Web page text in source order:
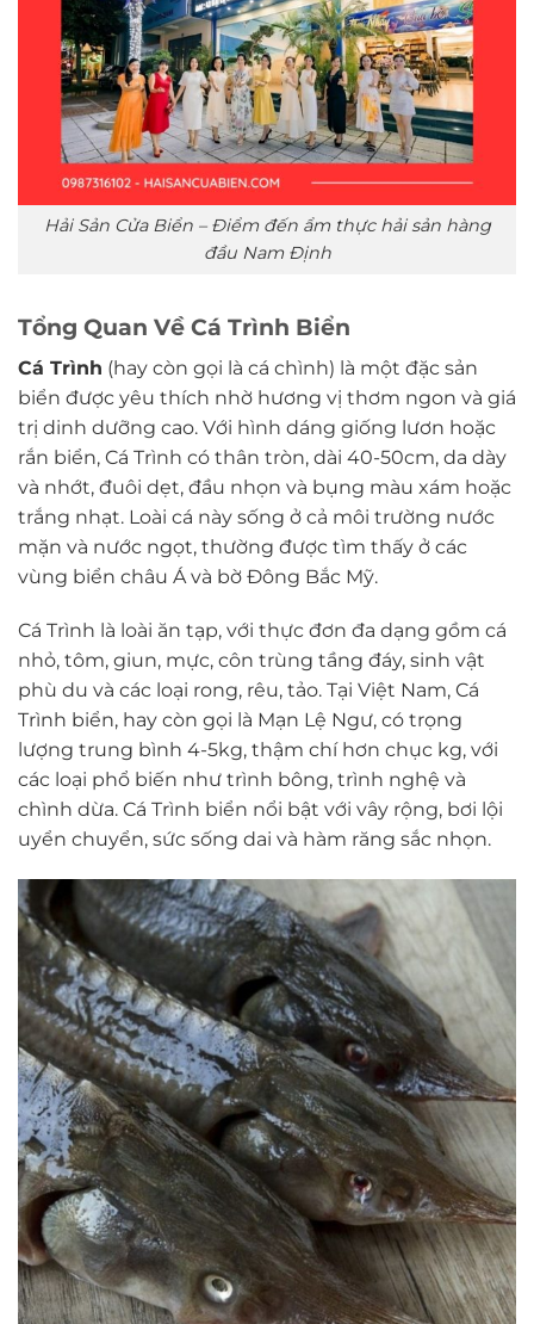
Hải Sản Cửa Biển – Điểm đến ẩm thực hải sản hàng
đầu Nam Định
Tổng Quan Về Cá Trình Biển
Cá Trình (hay còn gọi là cá chình) là một đặc sản
biển được yêu thích nhờ hương vị thơm ngon và giá
trị dinh dưỡng cao. Với hình dáng giống lươn hoặc
rắn biển, Cá Trình có thân tròn, dài 40-50cm, da dày
và nhớt, đuôi dẹt, đầu nhọn và bụng màu xám hoặc
trắng nhạt. Loài cá này sống ở cả môi trường nước
mặn và nước ngọt, thường được tìm thấy ở các
vùng biển châu Á và bờ Đông Bắc Mỹ.
Cá Trình là loài ăn tạp, với thực đơn đa dạng gồm cá
nhỏ, tôm, giun, mực, côn trùng tầng đáy, sinh vật
phù du và các loại rong, rêu, tảo. Tại Việt Nam, Cá
Trình biển, hay còn gọi là Mạn Lệ Ngư, có trọng
lượng trung bình 4-5kg, thậm chí hơn chục kg, với
các loại phổ biến như trình bông, trình nghệ và
chình dừa. Cá Trình biển nổi bật với vây rộng, bơi lội
uyển chuyển, sức sống dai và hàm răng sắc nhọn.